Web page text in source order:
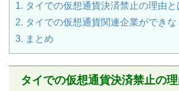
1. タイでの仮想通貨決済禁止の理由と
2. タイでの仮想通貨関連企業ができな
3. まとめ
タイでの仮想通貨決済禁止の